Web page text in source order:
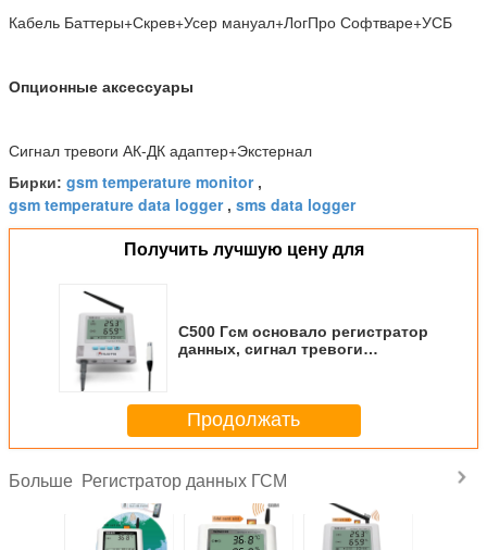
Кабель Баттеры+Скрев+Усер мануал+ЛогПро Софтваре+УСБ
Опционные аксессуары
Сигнал тревоги АК-ДК адаптер+Экстернал
Бирки: gsm temperature monitor,
gsm temperature data logger, sms data logger
Получить лучшую цену для
С500 Гсм основало регистратор
данных, сигнал тревоги
Продолжать
Больше Регистратор данных ГСМ